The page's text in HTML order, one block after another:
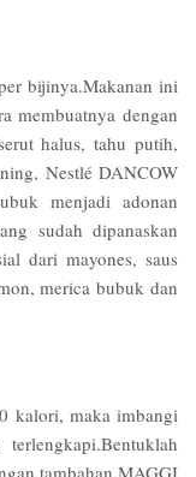
bijinya.Makanan ini
membuatnya dengan
halus, tahu putih,
Nestlé DANCOW
menjadi adonan
sudah dipanaskan
dari mayones, saus
merica bubuk dan
kalori, maka imbangi
tambahan MAGGI